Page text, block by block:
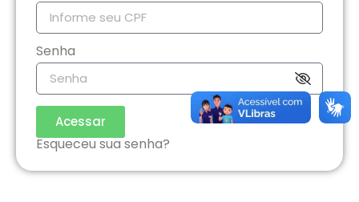
Senha
Acessar
Esqueceu sua senha?